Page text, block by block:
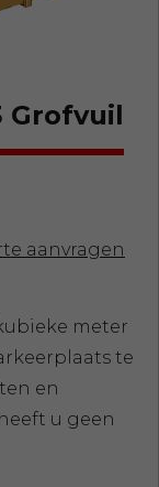
Grofvuil
aanvragen
meter
te
en
u geen